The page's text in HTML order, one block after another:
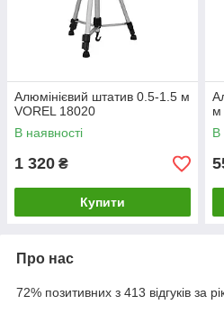
Алюмінієвий штатив 0.5-1.5 м
VOREL 18020
В наявності
1 320 ₴
Купити
м
В
Про нас
72% позитивних з 413 відгуків за